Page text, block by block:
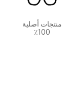
منتجات أصلية
100٪